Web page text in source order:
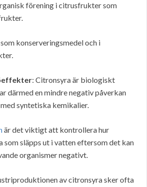
förening i citrusfrukter som
konserveringsmedel och i
: Citronsyra är biologiskt
därmed en mindre negativ påverkan
syntetiska kemikalier.
är det viktigt att kontrollera hur
som släpps ut i vatten eftersom det kan
organismer negativt.
av citronsyra sker ofta